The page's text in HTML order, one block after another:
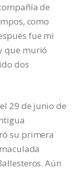
de
como
fue mi
que murió
dos
29 de junio de
su primera
Aún